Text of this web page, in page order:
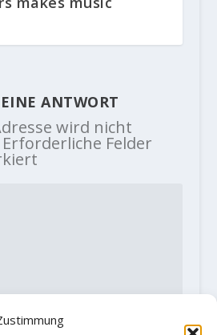
ANTWORT
wird nicht
Erforderliche Felder